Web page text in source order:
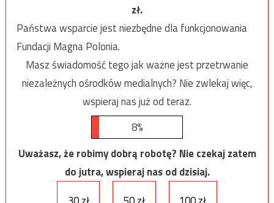
zł.
Państwa wsparcie jest niezbędne dla funkcjonowania
Fundacji Magna Polonia.
Masz świadomość tego jak ważne jest przetrwanie
niezależnych ośrodków medialnych? Nie zwlekaj więc,
wspieraj nas już od teraz.
8%
Uważasz, że robimy dobrą robotę? Nie czekaj zatem
do jutra, wspieraj nas od dzisiaj.